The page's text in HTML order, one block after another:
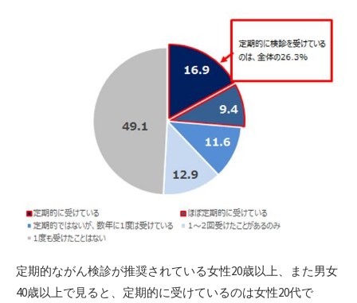
定期的ながん検診が推奨されている女性20歳以上、また男女
40歳以上で見ると、定期的に受けているのは女性20代で